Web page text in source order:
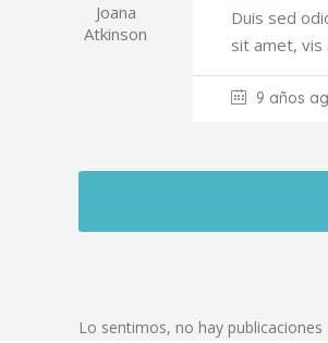
Joana
Atkinson
Duis sed
sit amet, vis
9 años
Lo sentimos, no hay